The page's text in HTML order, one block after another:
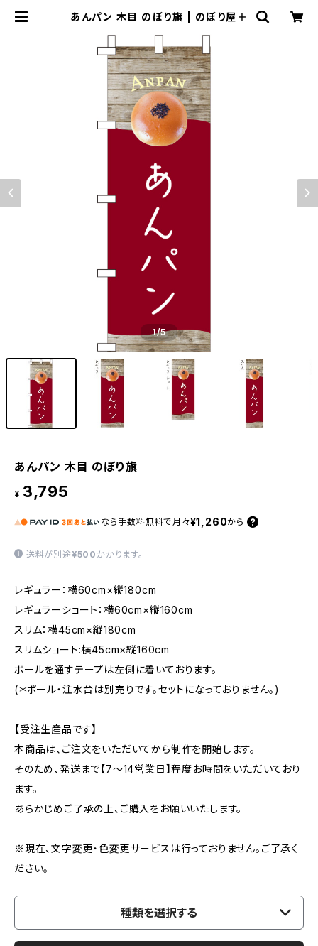
あんパン 木目 のぼり旗 | のぼり屋＋
1/5
あんパン 木目 のぼり旗
¥ 3,795
なら 手数料無料で 月々¥1,260から
送料が別途 ¥500 かかります。
レギュラー：横60cm×縦180cm
レギュラーショート：横60cm×縦160cm
スリム：横45cm×縦180cm
スリムショート:横45cm×縦160cm
ポールを通すテープは左側に着いております。
(＊ポール・注水台は別売りです。セットになっておりません。)
【受注生産品です】
本商品は、ご注文をいただいてから制作を開始します。
そのため、発送まで【7〜14営業日】程度お時間をいただいており
ます。
あらかじめご了承の上、ご購入をお願いいたします。
※現在、文字変更・色変更サービスは行っておりません。ご了承く
ださい。
種類を選択する